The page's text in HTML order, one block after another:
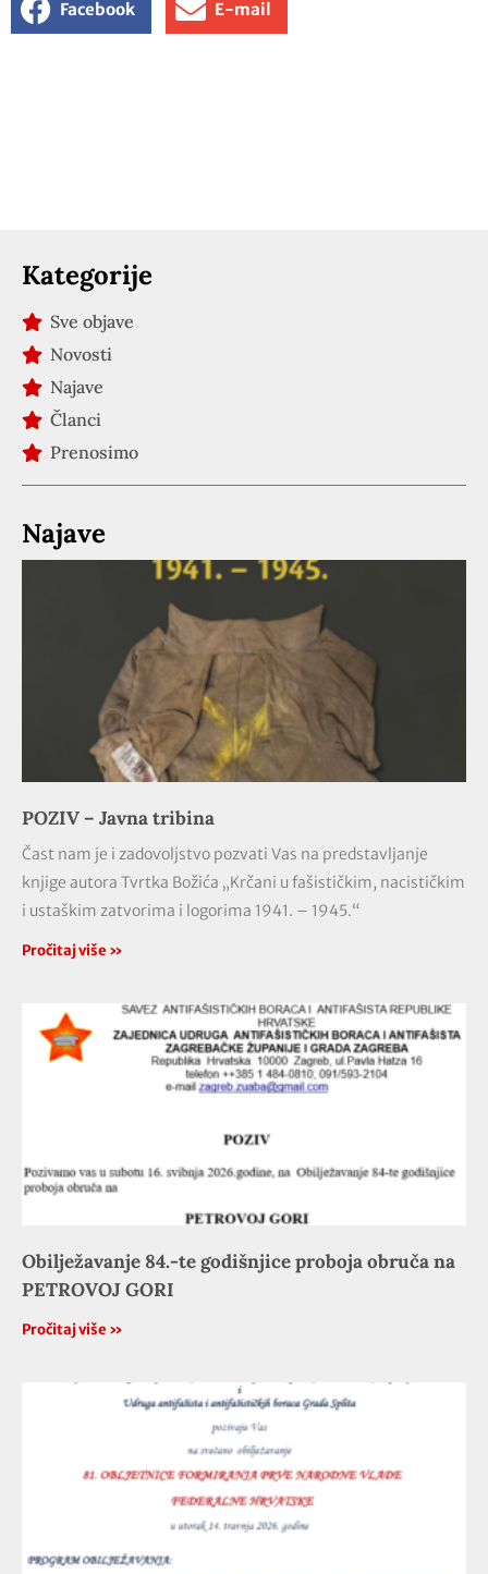
Facebook E-mail
Kategorije
Sve objave
Novosti
Najave
Članci
Prenosimo
Najave
POZIV – Javna tribina
Čast nam je i zadovoljstvo pozvati Vas na predstavljanje
knjige autora Tvrtka Božića „Krčani u fašističkim, nacističkim
i ustaškim zatvorima i logorima 1941. – 1945.“
Pročitaj više »
Obilježavanje 84.-te godišnjice proboja obruča na
PETROVOJ GORI
Pročitaj više »